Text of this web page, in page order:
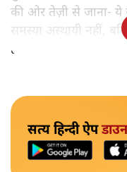
की ओर तेज़ी से जाना-
समस्या अस्थायी नहीं,
है।
सत्य हिन्दी ऐप